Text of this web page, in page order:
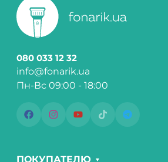
080 033 12 32
info@fonarik.ua
Пн-Вс 09:00 - 18:00
ПОКУПАТЕЛЮ